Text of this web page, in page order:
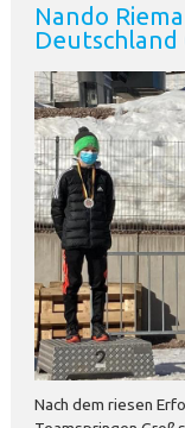
Nando
Deutschland
Nach dem riesen